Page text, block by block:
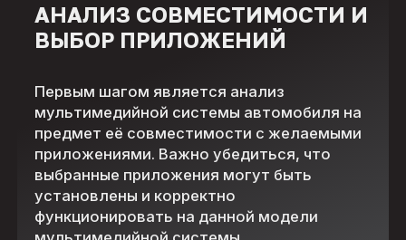
АНАЛИЗ СОВМЕСТИМОСТИ И
ВЫБОР ПРИЛОЖЕНИЙ
Первым шагом является анализ
мультимедийной системы автомобиля на
предмет её совместимости с желаемыми
приложениями. Важно убедиться, что
выбранные приложения могут быть
установлены и корректно
функционировать на данной модели